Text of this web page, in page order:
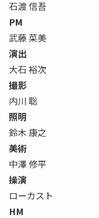
石渡 信吾
PM
武藤 菜美
演出
大石 裕次
撮影
内川 聡
照明
鈴木 康之
美術
中澤 修平
操演
ローカスト
HM